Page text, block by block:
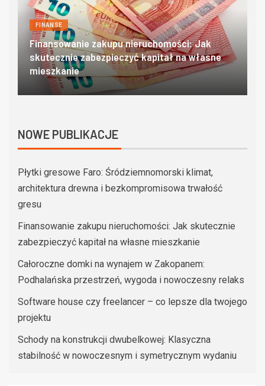
FINANSE
Domki w zakopanem – poznaj góralski klimat w
najlepszym wydaniu
NOWE PUBLIKACJE
Płytki gresowe Faro: Śródziemnomorski klimat,
architektura drewna i bezkompromisowa trwałość
gresu
Finansowanie zakupu nieruchomości: Jak skutecznie
zabezpieczyć kapitał na własne mieszkanie
Całoroczne domki na wynajem w Zakopanem:
Podhalańska przestrzeń, wygoda i nowoczesny relaks
Software house czy freelancer – co lepsze dla twojego
projektu
Schody na konstrukcji dwubelkowej: Klasyczna
stabilność w nowoczesnym i symetrycznym wydaniu